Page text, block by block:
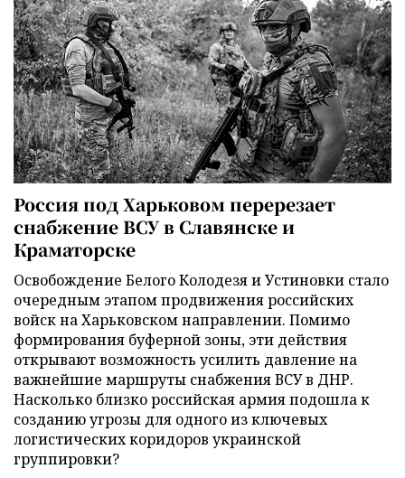
Россия под Харьковом перерезает
снабжение ВСУ в Славянске и
Краматорске
Освобождение Белого Колодезя и Устиновки стало
очередным этапом продвижения российских
войск на Харьковском направлении. Помимо
формирования буферной зоны, эти действия
открывают возможность усилить давление на
важнейшие маршруты снабжения ВСУ в ДНР.
Насколько близко российская армия подошла к
созданию угрозы для одного из ключевых
логистических коридоров украинской
группировки?